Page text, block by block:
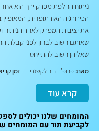
ניתוח החלפת מפרק ירך הוא אחד
הכירורגיה האורתופדית,
את יציבות המפרק לאחר הניתוח
שאותם חשוב לבחון לפני קבלת
שאליהן חשוב להתייחס
מאת: פרופ' דרור לקשטיין זמן
קרא עוד
המומחים שלנו יכולים
לקביעת תור עם המומחים